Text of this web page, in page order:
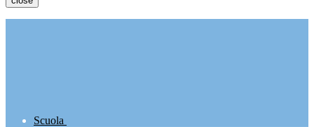
Scuola